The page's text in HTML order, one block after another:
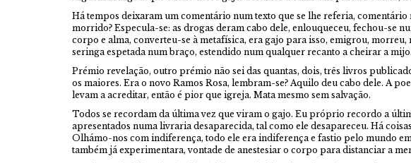
Há tempos deixaram um comentário num texto que se lhe referia,
morrido? Especula-se: as drogas deram cabo dele, enlouqueceu, fechou-se
corpo e alma, converteu-se à metafísica, era gajo para isso, emigrou,
seringa espetada num braço, estendido num qualquer recanto a cheirar a
Prémio revelação, outro prémio não sei das quantas, dois, três livros
os maiores. Era o novo Ramos Rosa, lembram-se? Aquilo deu cabo dele. A
levam a acreditar, então é pior que igreja. Mata mesmo sem salvação.
Todos se recordam da última vez que viram o gajo. Eu próprio recordo a
apresentados numa livraria desaparecida, tal como ele desapareceu. Há
Olhámo-nos com indiferença, todo ele era indiferença e fastio pelo mundo
também já experimentara, vontade de anestesiar o corpo para distanciar a